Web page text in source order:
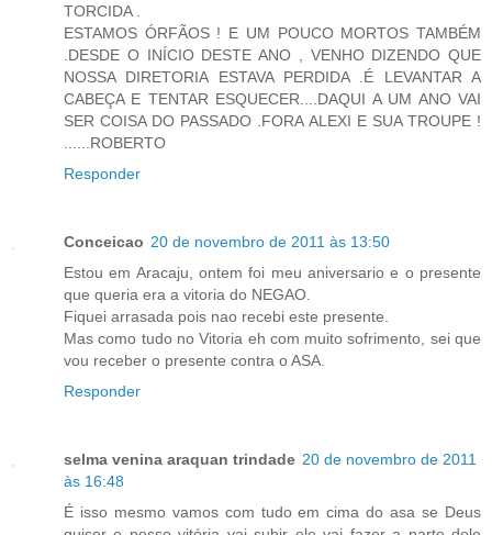
TORCIDA .
ESTAMOS ÓRFÃOS ! E UM POUCO MORTOS TAMBÉM
.DESDE O INÍCIO DESTE ANO , VENHO DIZENDO QUE
NOSSA DIRETORIA ESTAVA PERDIDA .É LEVANTAR A
CABEÇA E TENTAR ESQUECER....DAQUI A UM ANO VAI
SER COISA DO PASSADO .FORA ALEXI E SUA TROUPE !
......ROBERTO
Responder
Conceicao 20 de novembro de 2011 às 13:50
Estou em Aracaju, ontem foi meu aniversario e o presente
que queria era a vitoria do NEGAO.
Fiquei arrasada pois nao recebi este presente.
Mas como tudo no Vitoria eh com muito sofrimento, sei que
vou receber o presente contra o ASA.
Responder
selma venina araquan trindade 20 de novembro de 2011
às 16:48
É isso mesmo vamos com tudo em cima do asa se Deus